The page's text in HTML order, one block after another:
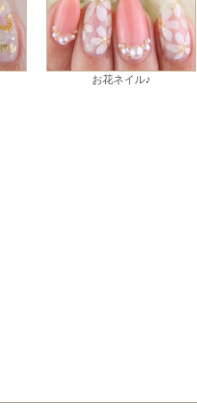
お花ネイル♪